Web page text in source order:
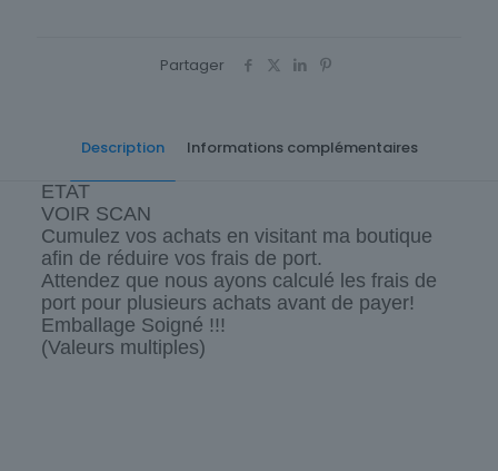
Partager
Description Informations complémentaires
ETAT
VOIR SCAN
Cumulez vos achats en visitant ma boutique
afin de réduire vos frais de port.
Attendez que nous ayons calculé les frais de
port pour plusieurs achats avant de payer!
Emballage Soigné !!!
(Valeurs multiples)